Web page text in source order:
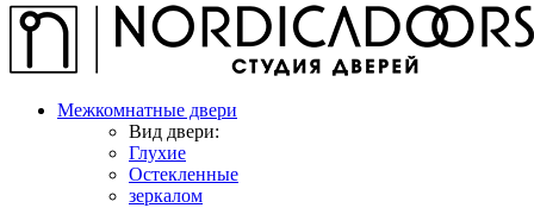
Межкомнатные двери
Вид двери:
Глухие
Остекленные
зеркалом